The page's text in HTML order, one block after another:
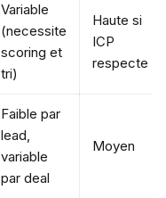
Variable
(necessite
scoring et
tri)
Haute si
ICP
respecte
Faible par
lead,
variable
par deal
Moyen